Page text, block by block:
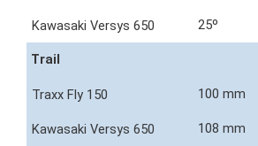
25º
Trail
100 mm
108 mm